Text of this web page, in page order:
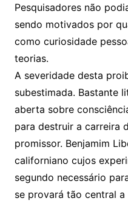
Pesquisadores não
sendo motivados por
como curiosidade
teorias.
A severidade desta
subestimada. Bastante
aberta sobre
para destruir a carreira
promissor. Benjamim
californiano cujos
segundo necessário
se provará tão central a